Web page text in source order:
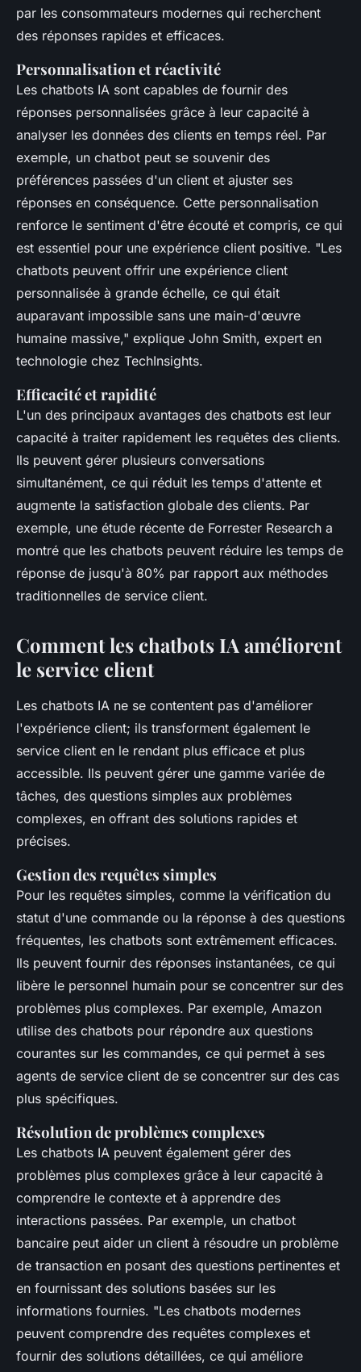
par les consommateurs modernes qui recherchent
des réponses rapides et efficaces.
Personnalisation et réactivité
Les chatbots IA sont capables de fournir des
réponses personnalisées grâce à leur capacité à
analyser les données des clients en temps réel. Par
exemple, un chatbot peut se souvenir des
préférences passées d'un client et ajuster ses
réponses en conséquence. Cette personnalisation
renforce le sentiment d'être écouté et compris, ce qui
est essentiel pour une expérience client positive. "Les
chatbots peuvent offrir une expérience client
personnalisée à grande échelle, ce qui était
auparavant impossible sans une main-d'œuvre
humaine massive," explique John Smith, expert en
technologie chez TechInsights.
Efficacité et rapidité
L'un des principaux avantages des chatbots est leur
capacité à traiter rapidement les requêtes des clients.
Ils peuvent gérer plusieurs conversations
simultanément, ce qui réduit les temps d'attente et
augmente la satisfaction globale des clients. Par
exemple, une étude récente de Forrester Research a
montré que les chatbots peuvent réduire les temps de
réponse de jusqu'à 80% par rapport aux méthodes
traditionnelles de service client.
Comment les chatbots IA améliorent
le service client
Les chatbots IA ne se contentent pas d'améliorer
l'expérience client; ils transforment également le
service client en le rendant plus efficace et plus
accessible. Ils peuvent gérer une gamme variée de
tâches, des questions simples aux problèmes
complexes, en offrant des solutions rapides et
précises.
Gestion des requêtes simples
Pour les requêtes simples, comme la vérification du
statut d'une commande ou la réponse à des questions
fréquentes, les chatbots sont extrêmement efficaces.
Ils peuvent fournir des réponses instantanées, ce qui
libère le personnel humain pour se concentrer sur des
problèmes plus complexes. Par exemple, Amazon
utilise des chatbots pour répondre aux questions
courantes sur les commandes, ce qui permet à ses
agents de service client de se concentrer sur des cas
plus spécifiques.
Résolution de problèmes complexes
Les chatbots IA peuvent également gérer des
problèmes plus complexes grâce à leur capacité à
comprendre le contexte et à apprendre des
interactions passées. Par exemple, un chatbot
bancaire peut aider un client à résoudre un problème
de transaction en posant des questions pertinentes et
en fournissant des solutions basées sur les
informations fournies. "Les chatbots modernes
peuvent comprendre des requêtes complexes et
fournir des solutions détaillées, ce qui améliore